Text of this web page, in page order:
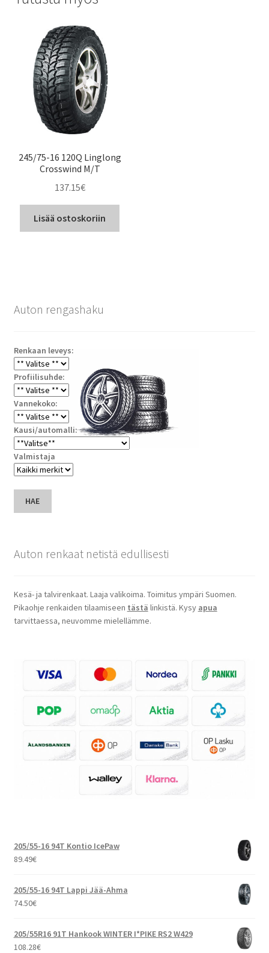
245/75-16 120Q Linglong
Crosswind M/T
137.15€
Lisää ostoskoriin
Auton rengashaku
Renkaan leveys:
Profiilisuhde:
Vannekoko:
Kausi/automalli:
Valmistaja
HAE
Auton renkaat netistä edullisesti
Kesä- ja talvirenkaat. Laaja valikoima. Toimitus ympäri Suomen.
Pikaohje renkaiden tilaamiseen tästä linkistä. Kysy apua
tarvittaessa, neuvomme mielellämme.
205/55-16 94T Kontio IcePaw
89.49€
205/55-16 94T Lappi Jää-Ahma
74.50€
205/55R16 91T Hankook WINTER I*PIKE RS2 W429
108.28€